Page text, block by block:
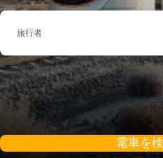
旅行者
電車を